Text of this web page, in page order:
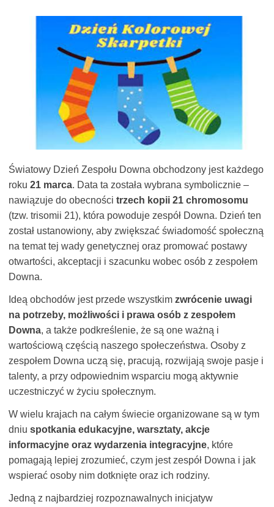
Światowy Dzień Zespołu Downa obchodzony jest każdego
roku21 marca. Data ta została wybrana symbolicznie –
nawiązuje do obecnościtrzech kopii 21 chromosomu
(tzw. trisomii 21), która powoduje zespół Downa. Dzień ten
został ustanowiony, aby zwiększać świadomość społeczną
na temat tej wady genetycznej oraz promować postawy
otwartości, akceptacji i szacunku wobec osób z zespołem
Downa.
Ideą obchodów jest przede wszystkimzwrócenie uwagi
na potrzeby, możliwości i prawa osób z zespołem
Downa, a także podkreślenie, że są one ważną i
wartościową częścią naszego społeczeństwa. Osoby z
zespołem Downa uczą się, pracują, rozwijają swoje pasje i
talenty, a przy odpowiednim wsparciu mogą aktywnie
uczestniczyć w życiu społecznym.
W wielu krajach na całym świecie organizowane są w tym
dniuspotkania edukacyjne, warsztaty, akcje
informacyjne oraz wydarzenia integracyjne, które
pomagają lepiej zrozumieć, czym jest zespół Downa i jak
wspierać osoby nim dotknięte oraz ich rodziny.
Jedną z najbardziej rozpoznawalnych inicjatyw